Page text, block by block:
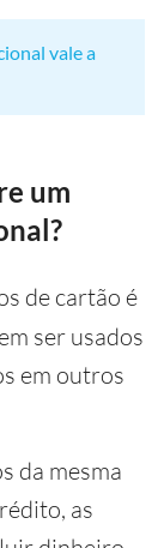
vale a
um
de cartão é
ser usados
em outros
da mesma
as